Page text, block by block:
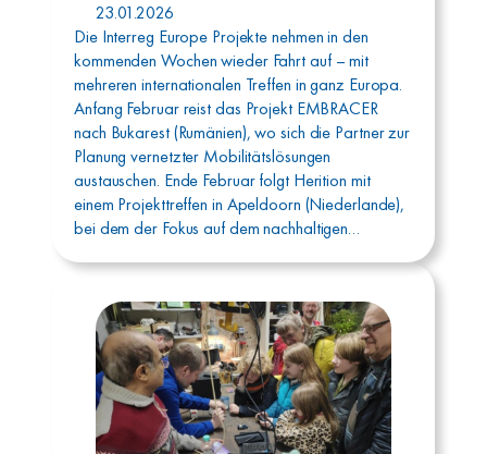
23.01.2026
Die Interreg Europe Projekte nehmen in den
kommenden Wochen wieder Fahrt auf – mit
mehreren internationalen Treffen in ganz Europa.
Anfang Februar reist das Projekt EMBRACER
nach Bukarest (Rumänien), wo sich die Partner zur
Planung vernetzter Mobilitätslösungen
austauschen. Ende Februar folgt Herition mit
einem Projekttreffen in Apeldoorn (Niederlande),
bei dem der Fokus auf dem nachhaltigen…